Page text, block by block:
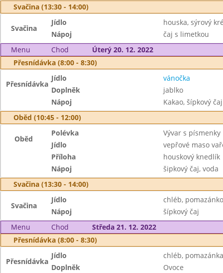
Svačina (13:30 - 14:00)
Svačina
Jídlo
houska, sýrový
Nápoj
čaj s limetkou
Menu
Chod
Úterý 20. 12. 2022
Přesnídávka (8:00 - 8:30)
Přesnídávka
Jídlo
vánočka
Doplněk
jablko
Nápoj
Kakao, šípkový čaj
Oběd (10:45 - 12:00)
Oběd
Polévka
Vývar s písmenky
Jídlo
vepřové maso
Příloha
houskový knedlík
Nápoj
šipkový čaj, voda
Svačina (13:30 - 14:00)
Svačina
Jídlo
chléb,
Nápoj
šípkový čaj
Menu
Chod
Středa 21. 12. 2022
Přesnídávka (8:00 - 8:30)
Přesnídávka
Jídlo
chléb,
Doplněk
Ovoce